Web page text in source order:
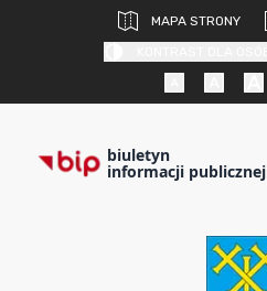
MAPA STRONY
biuletyn
informacji publicznej